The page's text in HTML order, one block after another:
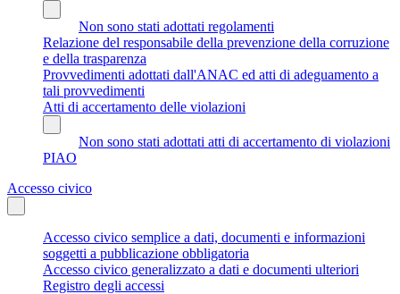
Non sono stati adottati regolamenti
Relazione del responsabile della prevenzione della corruzione
e della trasparenza
Provvedimenti adottati dall'ANAC ed atti di adeguamento a
tali provvedimenti
Atti di accertamento delle violazioni
Non sono stati adottati atti di accertamento di violazioni
PIAO
Accesso civico
Accesso civico semplice a dati, documenti e informazioni
soggetti a pubblicazione obbligatoria
Accesso civico generalizzato a dati e documenti ulteriori
Registro degli accessi